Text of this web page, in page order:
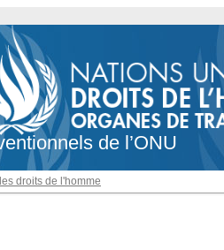
de l’ONU
droits de l'homme